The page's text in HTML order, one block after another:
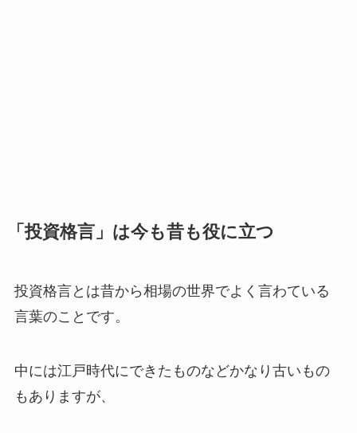
「投資格言」は今も昔も役に立つ
投資格言とは昔から相場の世界でよく言わている
言葉のことです。
中には江戸時代にできたものなどかなり古いもの
もありますが、